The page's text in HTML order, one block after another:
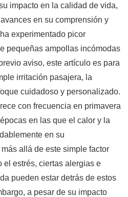
impacto en la calidad de vida,
en su comprensión y
experimentado picor
pequeñas ampollas incómodas
aviso, este artículo es para
irritación pasajera, la
cuidadoso y personalizado.
con frecuencia en primavera
en las que el calor y la
en su
allá de este simple factor
el estrés, ciertas alergias e
pueden estar detrás de estos
a pesar de su impacto